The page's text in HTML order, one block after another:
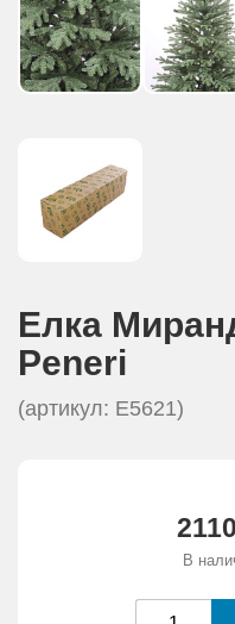
Елка
Peneri
(артикул: Е5621)
В